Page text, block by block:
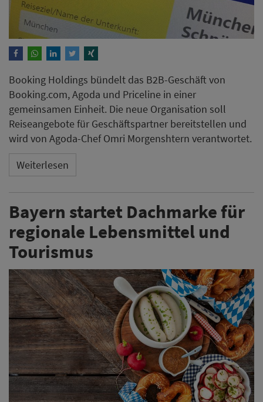
Booking Holdings bündelt das B2B-Geschäft von
Booking.com, Agoda und Priceline in einer
gemeinsamen Einheit. Die neue Organisation soll
Reiseangebote für Geschäftspartner bereitstellen und
wird von Agoda-Chef Omri Morgenshtern verantwortet.
Weiterlesen
Bayern startet Dachmarke für
regionale Lebensmittel und
Tourismus